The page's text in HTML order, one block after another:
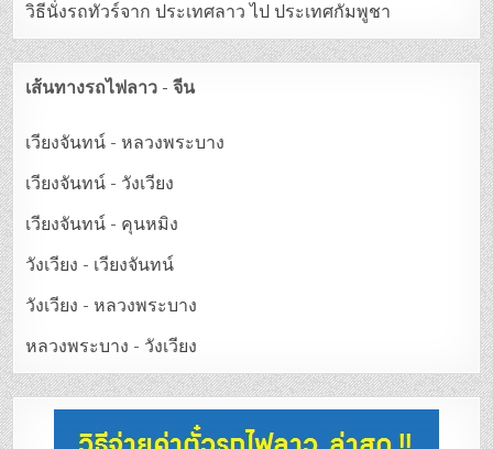
วิธีนั่งรถทัวร์จาก ประเทศลาว ไป ประเทศกัมพูชา
เส้นทางรถไฟลาว - จีน
เวียงจันทน์ - หลวงพระบาง
เวียงจันทน์ - วังเวียง
เวียงจันทน์ - คุนหมิง
วังเวียง - เวียงจันทน์
วังเวียง - หลวงพระบาง
หลวงพระบาง - วังเวียง